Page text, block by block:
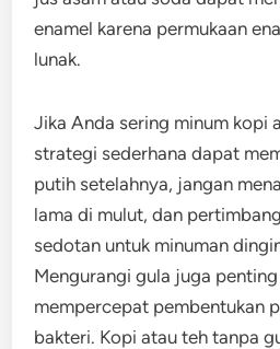
enamel karena permukaan
lunak.
Jika Anda sering minum kopi
strategi sederhana dapat
putih setelahnya, jangan
lama di mulut, dan
sedotan untuk minuman
Mengurangi gula juga
mempercepat pembentukan
bakteri. Kopi atau teh tanpa